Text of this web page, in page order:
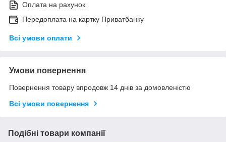
Оплата на рахунок
Передоплата на картку Приватбанку
Всі умови оплати
Умови повернення
Повернення товару впродовж 14 днів за домовленістю
Всі умови повернення
Подібні товари компанії